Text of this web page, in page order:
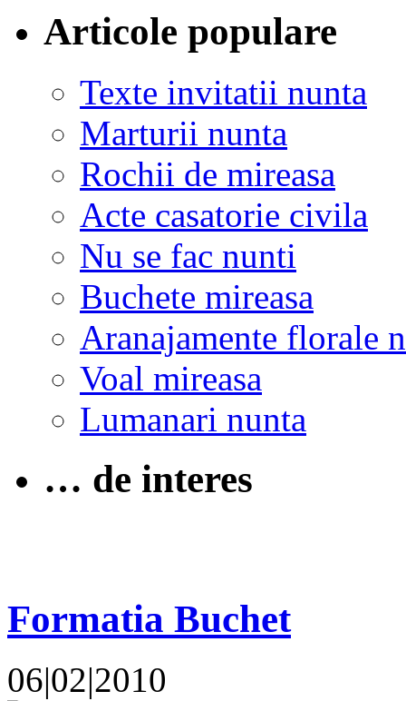
Articole populare
Texte invitatii nunta
Marturii nunta
Rochii de mireasa
Acte casatorie civila
Nu se fac nunti
Buchete mireasa
Aranajamente florale
Voal mireasa
Lumanari nunta
… de interes
Formatia Buchet
06|02|2010